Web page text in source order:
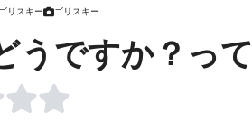
リスキー ゴリスキー
うですか？って